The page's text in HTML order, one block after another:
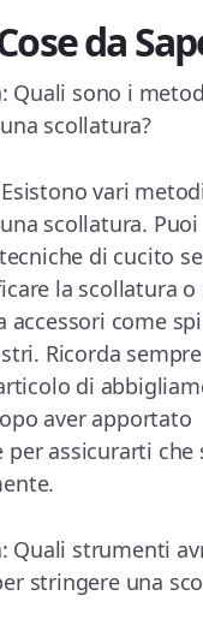
da
Quali sono i
scollatura?
vari
scollatura. Puoi
di cucito
la scollatura o
accessori come
Ricorda
di
aver apportato
per assicurarti che
Quali strumenti
stringere una